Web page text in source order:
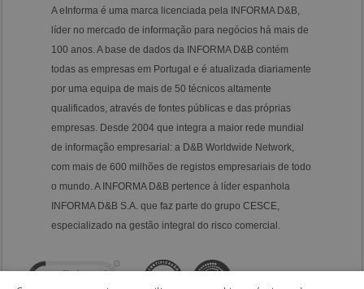
A eInforma é uma marca licenciada pela INFORMA D&B,
líder no mercado de informação para negócios há mais de
100 anos. A base de dados da INFORMA D&B contém
todas as empresas em Portugal e é atualizada diariamente
por uma equipa de mais de 50 técnicos altamente
qualificados, através de fontes públicas e das próprias
empresas. Desde 2004 que integra a maior rede mundial
de informação empresarial: a D&B Worldwide Network,
com mais de 600 milhões de registos empresariais de todo
o mundo. A INFORMA D&B pertence à líder espanhola
INFORMA D&B S.A. que faz parte do grupo CESCE,
especializado na gestão integral do risco comercial.